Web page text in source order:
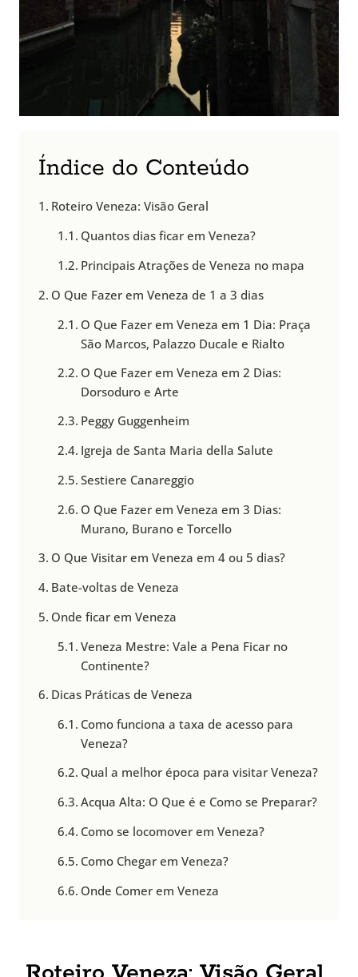
Índice do Conteúdo
Roteiro Veneza: Visão Geral
Quantos dias ficar em Veneza?
Principais Atrações de Veneza no mapa
O Que Fazer em Veneza de 1 a 3 dias
O Que Fazer em Veneza em 1 Dia: Praça
São Marcos, Palazzo Ducale e Rialto
O Que Fazer em Veneza em 2 Dias:
Dorsoduro e Arte
Peggy Guggenheim
Igreja de Santa Maria della Salute
Sestiere Canareggio
O Que Fazer em Veneza em 3 Dias:
Murano, Burano e Torcello
O Que Visitar em Veneza em 4 ou 5 dias?
Bate-voltas de Veneza
Onde ficar em Veneza
Veneza Mestre: Vale a Pena Ficar no
Continente?
Dicas Práticas de Veneza
Como funciona a taxa de acesso para
Veneza?
Qual a melhor época para visitar Veneza?
Acqua Alta: O Que é e Como se Preparar?
Como se locomover em Veneza?
Como Chegar em Veneza?
Onde Comer em Veneza